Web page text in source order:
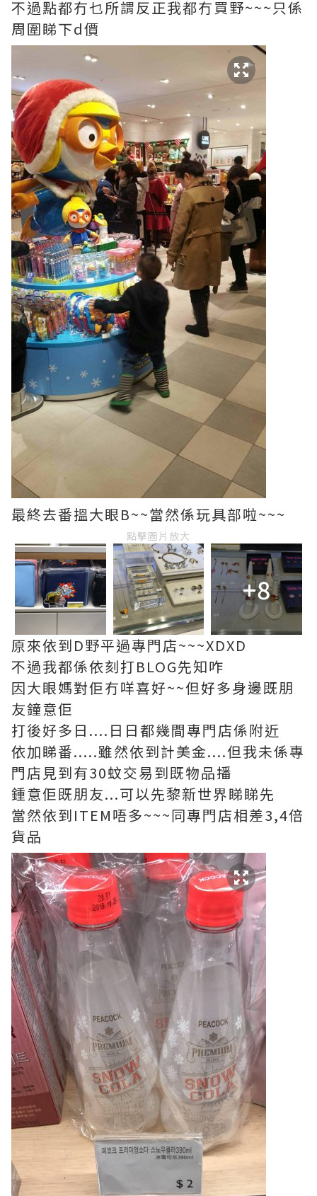
不過點都冇乜所謂反正我都冇買野~~~只係
周圍睇下d價
最終去番搵大眼B~~當然係玩具部啦~~~
點擊圖片放大
+8
原來依到D野平過專門店~~~XDXD
不過我都係依刻打BLOG先知咋
因大眼媽對佢冇咩喜好~~但好多身邊既朋
友鐘意佢
打後好多日....日日都幾間專門店係附近
依加睇番.....雖然依到計美金....但我未係專
門店見到有30蚊交易到既物品播
鍾意佢既朋友...可以先黎新世界睇睇先
當然依到ITEM唔多~~~同專門店相差3,4倍
貨品